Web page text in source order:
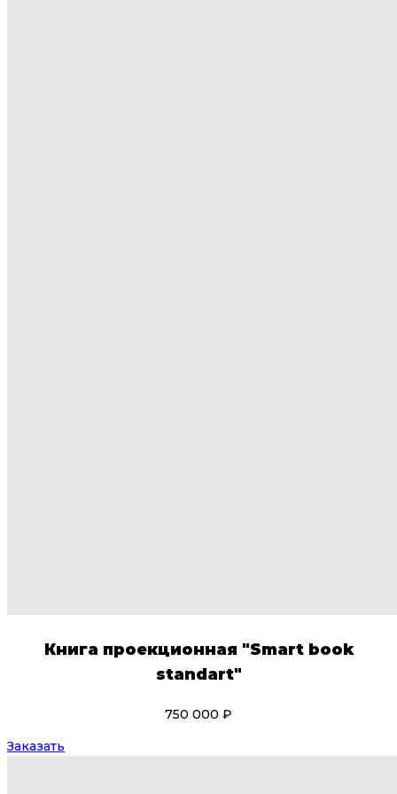
Книга проекционная "Smart book
standart"
750 000 ₽
Заказать